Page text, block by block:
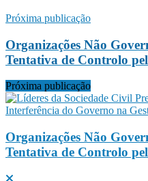
Próxima publicação
Organizações Não
Tentativa de Controlo
Próxima publicação
Organizações Não
Tentativa de Controlo